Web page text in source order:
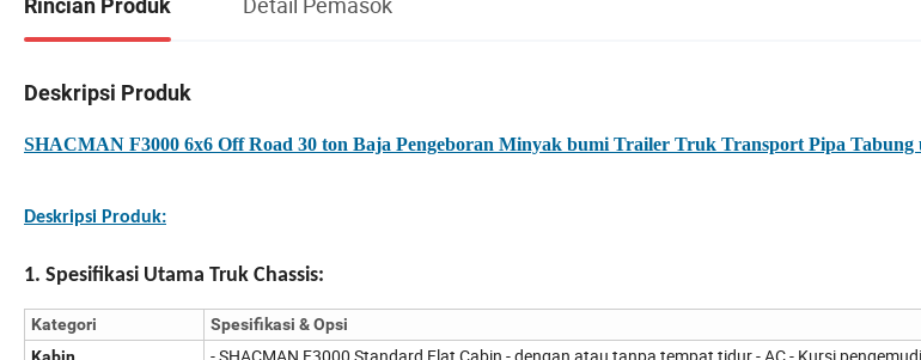
Rincian Produk
Deskripsi Produk
SHACMAN F3000 6x6 Off Road 30 ton Baja Pengeboran Minyak bumi Trailer Truk Transport Pipa Tabung
Deskripsi Produk:
1. Spesifikasi Utama Truk Chassis:
Kategori
Spesifikasi & Opsi
Kabin
- SHACMAN F3000 Standard Flat Cabin - dengan atau tanpa tempat tidur - AC - Kursi